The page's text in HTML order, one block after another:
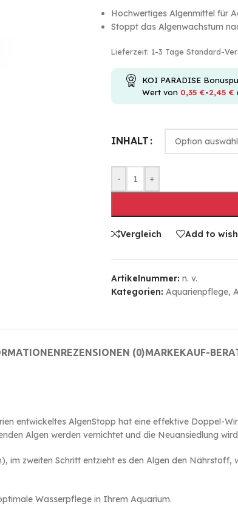
Hochwertiges Algenmittel für
Stoppt das Algenwachstum
Lieferzeit: 1-3 Tage Standard-
KOI PARADISE
Wert von 0,35 €-2,45 €
INHALT
- +
Vergleich Add to
Artikelnummer: n. v.
Kategorien: Aquarienpflege,
REZENSIONEN (0)MARKEKAUF-
entwickeltes AlgenStopp hat eine effektive Doppel-
Algen werden vernichtet und die Neuansiedlung
zweiten Schritt entzieht es den Algen den
Wasserpflege in Ihrem Aquarium.